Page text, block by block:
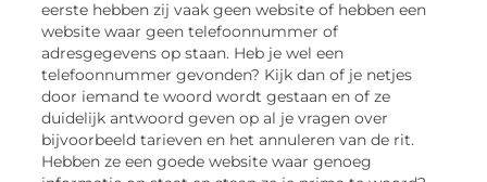
eerste hebben zij vaak geen website of hebben een
website waar geen telefoonnummer of
adresgegevens op staan. Heb je wel een
telefoonnummer gevonden? Kijk dan of je netjes
door iemand te woord wordt gestaan en of ze
duidelijk antwoord geven op al je vragen over
bijvoorbeeld tarieven en het annuleren van de rit.
Hebben ze een goede website waar genoeg